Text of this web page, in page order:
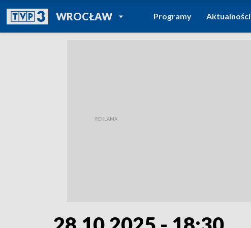
WROCŁAWPOWRÓT DO
TVP REGIONY
Programy Aktualności